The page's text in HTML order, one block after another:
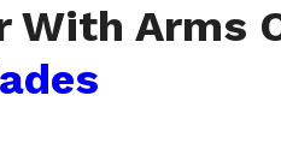
With Arms